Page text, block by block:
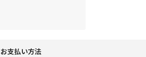
お支払い方法